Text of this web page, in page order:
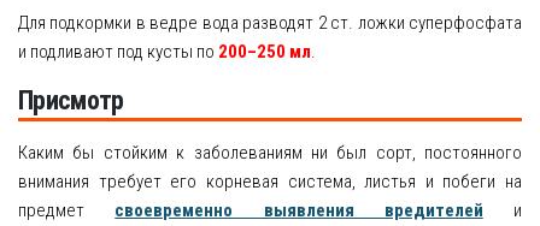
Для подкормки в ведре вода разводят 2 ст. ложки суперфосфата
и подливают под кусты по 200–250 мл.
Присмотр
Каким бы стойким к заболеваниям ни был сорт, постоянного
внимания требует его корневая система, листья и побеги на
предмет своевременно выявления вредителей и